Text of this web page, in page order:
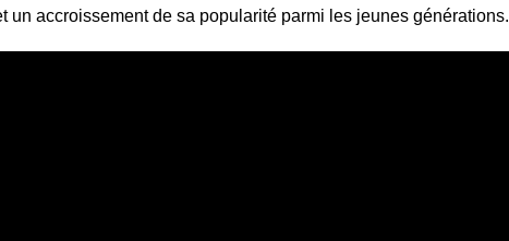
un accroissement de sa popularité parmi les jeunes générations.